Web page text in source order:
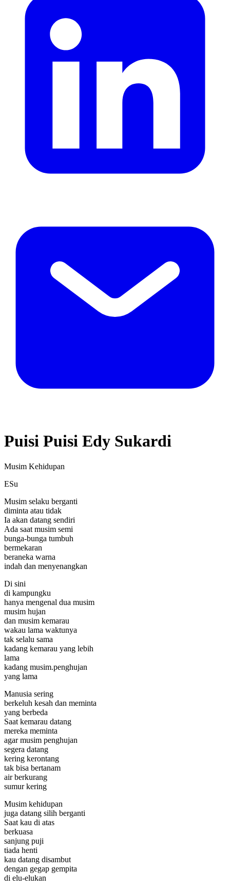
Puisi Puisi Edy Sukardi
Musim Kehidupan
ESu
Musim selaku berganti
diminta atau tidak
Ia akan datang sendiri
Ada saat musim semi
bunga-bunga tumbuh
bermekaran
beraneka warna
indah dan menyenangkan
Di sini
di kampungku
hanya mengenal dua musim
musim hujan
dan musim kemarau
wakau lama waktunya
tak selalu sama
kadang kemarau yang lebih
lama
kadang musim.penghujan
yang lama
Manusia sering
berkeluh kesah dan meminta
yang berbeda
Saat kemarau datang
mereka meminta
agar musim penghujan
segera datang
kering kerontang
tak bisa bertanam
air berkurang
sumur kering
Musim kehidupan
juga datang silih berganti
Saat kau di atas
berkuasa
sanjung puji
tiada henti
kau datang disambut
dengan gegap gempita
di elu-elukan